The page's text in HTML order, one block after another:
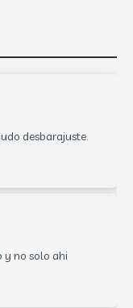
desbarajuste.
y no solo ahi